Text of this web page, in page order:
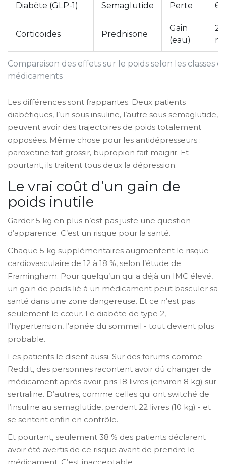
Comparaison des effets sur le poids selon les classes
médicaments
Diabète (GLP-1) Semaglutide Perte 6
Corticoïdes Prednisone
Gain
(eau)
2
Les différences sont frappantes. Deux patients
diabétiques, l’un sous insuline, l’autre sous semaglutide,
peuvent avoir des trajectoires de poids totalement
opposées. Même chose pour les antidépresseurs :
paroxetine fait grossir, bupropion fait maigrir. Et
pourtant, ils traitent tous deux la dépression.
Le vrai coût d’un gain de
poids inutile
Garder 5 kg en plus n’est pas juste une question
d’apparence. C’est un risque pour la santé.
Chaque 5 kg supplémentaires augmentent le risque
cardiovasculaire de 12 à 18 %, selon l’étude de
Framingham. Pour quelqu’un qui a déjà un IMC élevé,
un gain de poids lié à un médicament peut basculer sa
santé dans une zone dangereuse. Et ce n’est pas
seulement le cœur. Le diabète de type 2,
l’hypertension, l’apnée du sommeil - tout devient plus
probable.
Les patients le disent aussi. Sur des forums comme
Reddit, des personnes racontent avoir dû changer de
médicament après avoir pris 18 livres (environ 8 kg) sur
sertraline. D’autres, comme celles qui ont switché de
l’insuline au semaglutide, perdent 22 livres (10 kg) - et
se sentent enfin en contrôle.
Et pourtant, seulement 38 % des patients déclarent
avoir été avertis de ce risque avant de prendre le